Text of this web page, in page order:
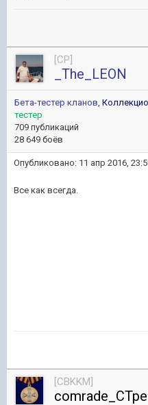
[CP]
_The_LEON
Бета-тестер кланов
тестер
709 публикаций
28 649 боёв
Опубликовано: 11 апр 2016,
Все как всегда.
[CBKKM]